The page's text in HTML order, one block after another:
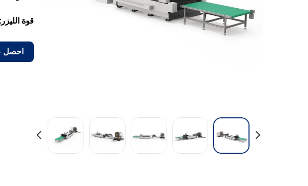
قوة الليزر: 1.5 كيلوواط - 6 كيلوواط
احصل